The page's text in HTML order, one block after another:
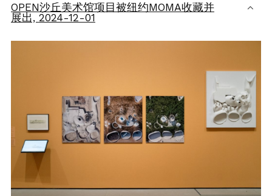
OPEN沙丘美术馆项目被纽约MOMA收藏并
展出, 2024-12-01